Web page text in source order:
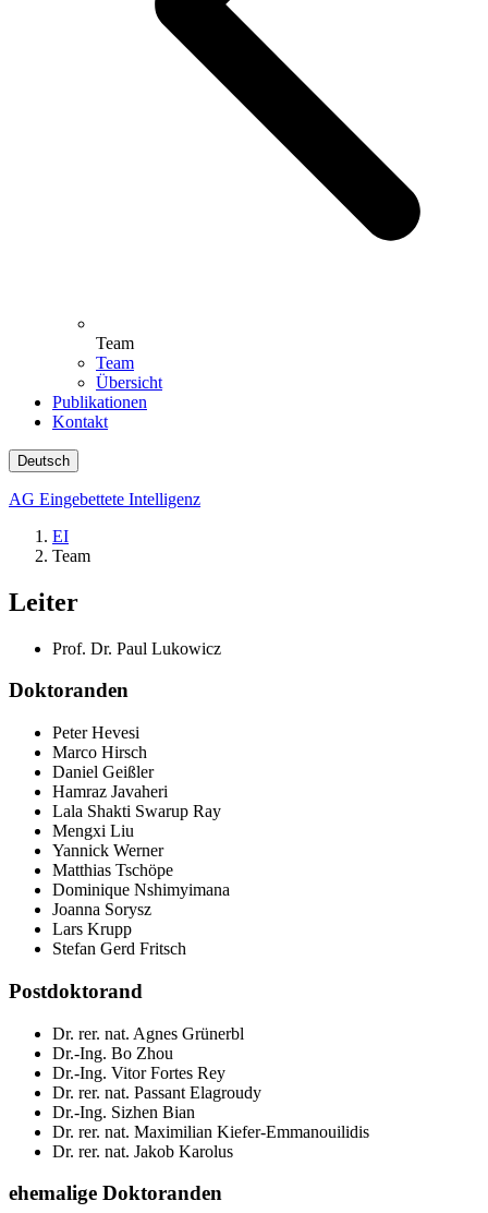
Team
Team
Übersicht
Publikationen
Kontakt
Deutsch
AG Eingebettete Intelligenz
EI
Team
Leiter
Prof. Dr. Paul Lukowicz
Doktoranden
Peter Hevesi
Marco Hirsch
Daniel Geißler
Hamraz Javaheri
Lala Shakti Swarup Ray
Mengxi Liu
Yannick Werner
Matthias Tschöpe
Dominique Nshimyimana
Joanna Sorysz
Lars Krupp
Stefan Gerd Fritsch
Postdoktorand
Dr. rer. nat. Agnes Grünerbl
Dr.-Ing. Bo Zhou
Dr.-Ing. Vitor Fortes Rey
Dr. rer. nat. Passant Elagroudy
Dr.-Ing. Sizhen Bian
Dr. rer. nat. Maximilian Kiefer-Emmanouilidis
Dr. rer. nat. Jakob Karolus
ehemalige Doktoranden